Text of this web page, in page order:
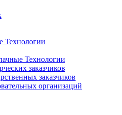
Технологии
Технологии
заказчиков
заказчиков
организаций